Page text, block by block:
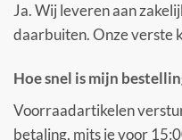
Ja. Wij leveren aan
daarbuiten. Onze verste
Hoe snel is mijn
Voorraadartikelen
betaling, mits je voor